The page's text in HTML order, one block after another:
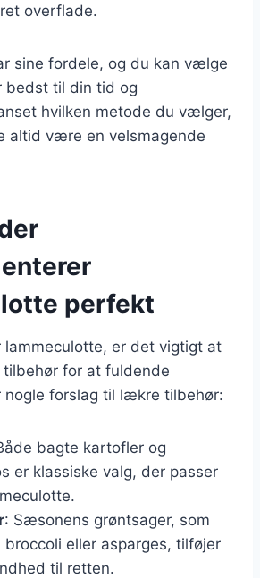
overflade.
sine fordele, og du kan vælge
bedst til din tid og
hvilken metode du vælger,
altid være en velsmagende
perfekt
lammeculotte, er det vigtigt at
for at fuldende
nogle forslag til lækre tilbehør:
bagte kartofler og
er klassiske valg, der passer
: Sæsonens grøntsager, som
broccoli eller asparges, tilføjer
til retten.